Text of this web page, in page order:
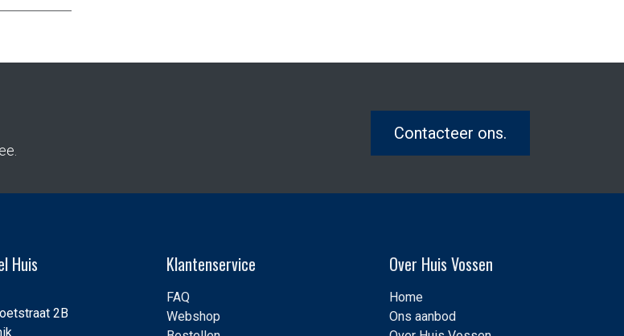
Contacteer ons.
Over Huis Vossen
Home
Ons aanbod
Huis
2B
Klantenservice
FAQ
Webshop